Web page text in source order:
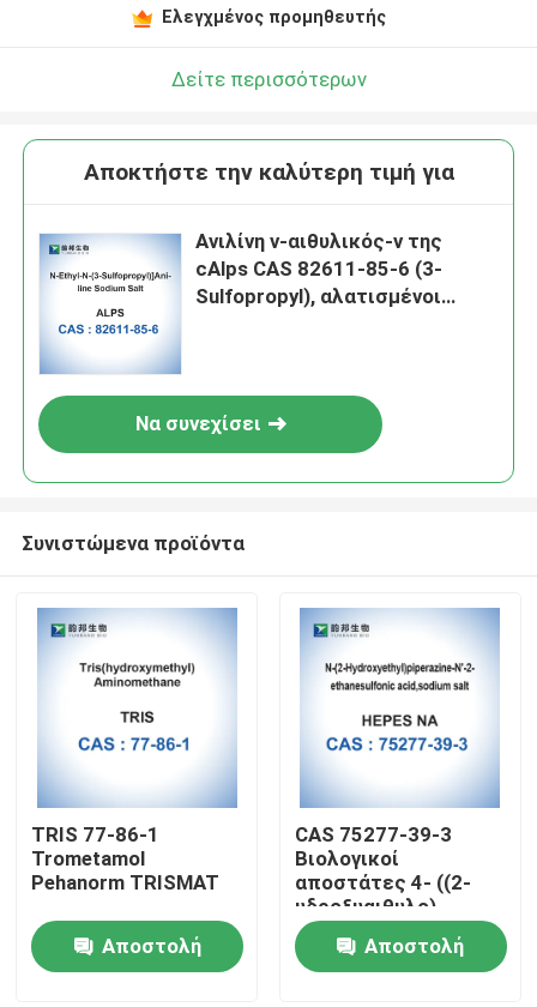
Σπίτι
Ελεγχμένος προμηθευτής
Δείτε περισσότερων
Αποκτήστε την καλύτερη τιμή για
Ανιλίνη ν-αιθυλικός-ν της
cAlps CAS 82611-85-6 (3-
Sulfopropyl), αλατισμένοι
Να συνεχίσει
Συνιστώμενα προϊόντα
TRIS 77-86-1
Trometamol
Pehanorm TRISMAT
Αποστολή
CAS 75277-39-3
Βιολογικοί
αποστάτες 4- ((2-
υδροξυαιθυλο)
πιπεραζίνη-1-
αιθανουλφονικό οξύ
Αποστολή